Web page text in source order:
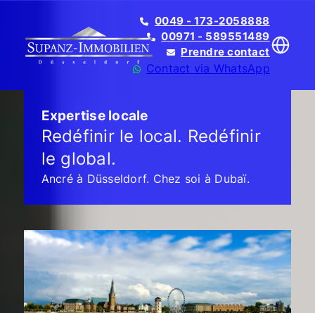
0049 - 173-2058888
00971 - 589551489
Prendre contact
Contact via WhatsApp
Translate
Expertise locale
Redéfinir le local. Redéfinir
le global.
Ancré à Düsseldorf. Chez soi à Dubaï.